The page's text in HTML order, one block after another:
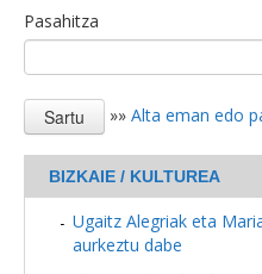
Pasahitza
»» Alta eman edo
BIZKAIE / KULTUREA
Ugaitz Alegriak eta
aurkeztu dabe